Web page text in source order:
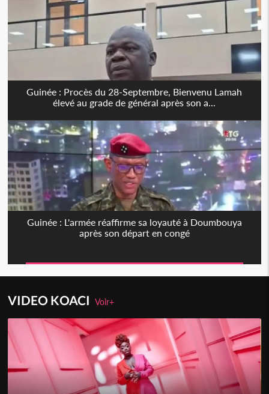
Guinée : Procès du 28-Septembre, Bienvenu Lamah
élevé au grade de général après son a...
Guinée : L'armée réaffirme sa loyauté à Doumbouya
après son départ en congé
VIDEO KOACIVoir+